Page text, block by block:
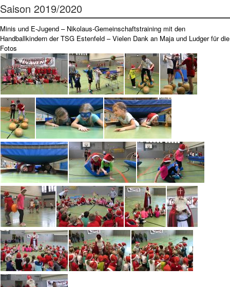
Saison 2019/2020
Minis und E-Jugend – Nikolaus-Gemeinschaftstraining mit den
Handballkindern der TSG Estenfeld – Vielen Dank an Maja und Ludger für die
Fotos